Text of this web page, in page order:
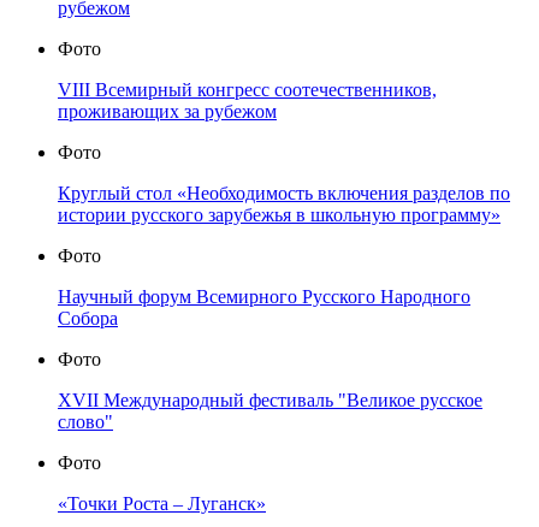
рубежом
Фото
VIII Всемирный конгресс соотечественников,
проживающих за рубежом
Фото
Круглый стол «Необходимость включения разделов по
истории русского зарубежья в школьную программу»
Фото
Научный форум Всемирного Русского Народного
Собора
Фото
XVII Международный фестиваль "Великое русское
слово"
Фото
«Точки Роста – Луганск»